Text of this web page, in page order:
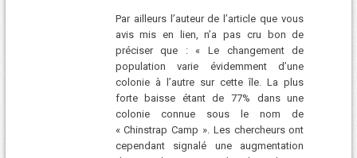
Par ailleurs l’auteur de l’article que vous
avis mis en lien, n’a pas cru bon de
préciser que : « Le changement de
population varie évidemment d’une
colonie à l’autre sur cette île. La plus
forte baisse étant de 77% dans une
colonie connue sous le nom de
« Chinstrap Camp ». Les chercheurs ont
cependant signalé une augmentation